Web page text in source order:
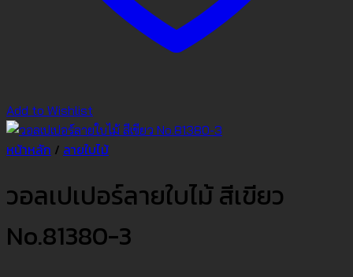
Add to Wishlist
หน้าหลัก / ลายใบไม้
วอลเปเปอร์ลายใบไม้ สีเขียว
No.81380-3